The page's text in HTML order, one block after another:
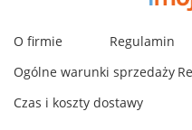
O firmie Regulamin
Ogólne warunki sprzedaży
Czas i koszty dostawy